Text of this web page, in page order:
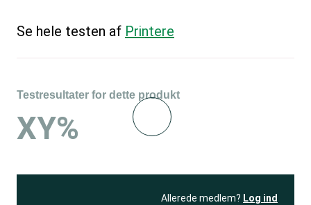
Se hele testen af Printere
Testresultater for dette produkt
XY%
Allerede medlem? Log ind